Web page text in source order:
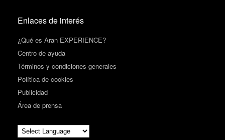
Enlaces de interés
¿Qué es Aran EXPERIENCE?
Centro de ayuda
Términos y condiciones generales
Política de cookies
Publicidad
Área de prensa